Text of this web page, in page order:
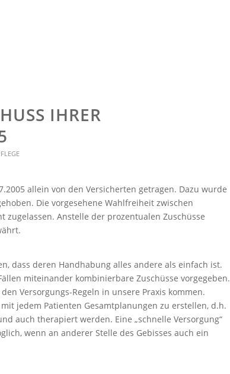
IHRER
allein von den Versicherten getragen. Dazu wurde
Die vorgesehene Wahlfreiheit zwischen
Anstelle der prozentualen Zuschüsse
dass deren Handhabung alles andere als einfach ist.
miteinander kombinierbare Zuschüsse vorgegeben.
Versorgungs-Regeln in unsere Praxis kommen.
jedem Patienten Gesamtplanungen zu erstellen, d.h.
auch therapiert werden. Eine „schnelle Versorgung“
wenn an anderer Stelle des Gebisses auch ein